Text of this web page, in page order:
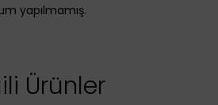
yapılmamış.
Ürünler